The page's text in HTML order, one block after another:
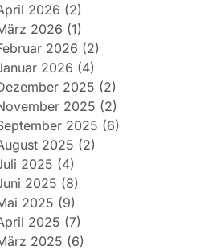
2026 (2)
2026 (1)
2026 (2)
2026 (4)
2025 (2)
2025 (2)
2025 (6)
2025 (2)
2025 (4)
2025 (8)
2025 (9)
2025 (7)
2025 (6)